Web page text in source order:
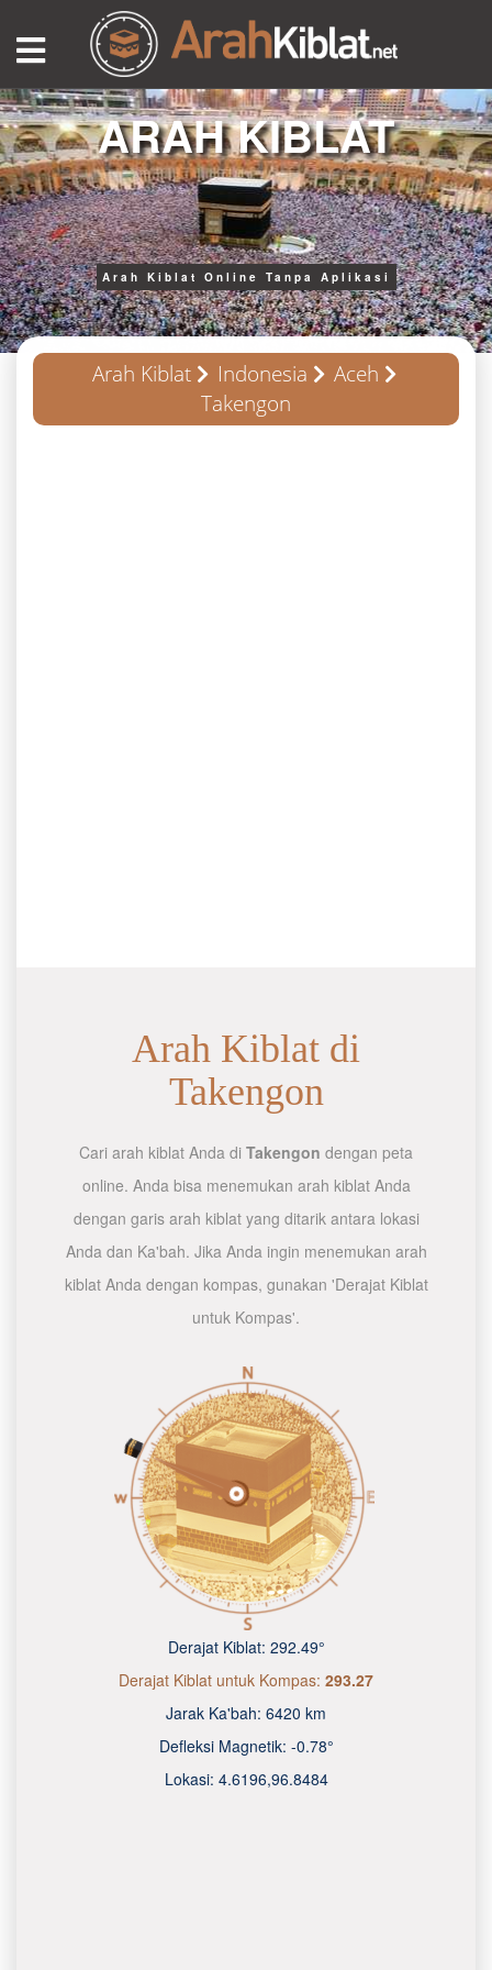
ARAH KIBLAT
Arah Kiblat Online Tanpa Aplikasi
Arah Kiblat Indonesia
Aceh
Takengon
Arah Kiblat di
Takengon
Cari arah kiblat Anda di Takengon dengan peta
online. Anda bisa menemukan arah kiblat Anda
dengan garis arah kiblat yang ditarik antara lokasi
Anda dan Ka'bah. Jika Anda ingin menemukan arah
kiblat Anda dengan kompas, gunakan 'Derajat Kiblat
untuk Kompas'.
Derajat Kiblat: 292.49°
Derajat Kiblat untuk Kompas: 293.27
Jarak Ka'bah: 6420 km
Defleksi Magnetik: -0.78°
Lokasi: 4.6196,96.8485